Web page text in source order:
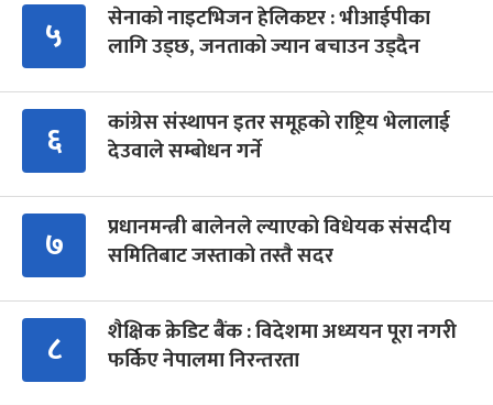
५
सेनाको नाइटभिजन हेलिकप्टर : भीआईपीका
लागि उड्छ, जनताको ज्यान बचाउन उड्दैन
६
कांग्रेस संस्थापन इतर समूहको राष्ट्रिय भेलालाई
देउवाले सम्बोधन गर्ने
७
प्रधानमन्त्री बालेनले ल्याएको विधेयक संसदीय
समितिबाट जस्ताको तस्तै सदर
८
शैक्षिक क्रेडिट बैंक : विदेशमा अध्ययन पूरा नगरी
फर्किए नेपालमा निरन्तरता